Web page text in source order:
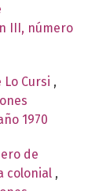
III, número
Cursi ,
1970
de
colonial ,